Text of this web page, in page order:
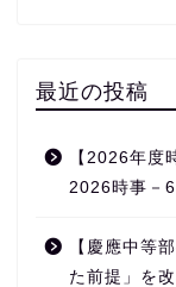
最近の投稿
【2026年度
2026時事－
【慶應中等
た前提」を